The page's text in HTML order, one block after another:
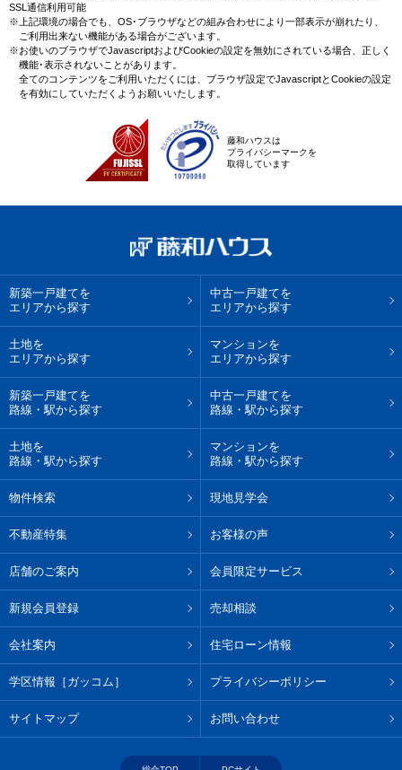
SSL通信利用可能
※上記環境の場合でも、OS･ブラウザなどの組み合わせにより一部表示が崩れたり、
ご利用出来ない機能がある場合がございます。
※お使いのブラウザでJavascriptおよびCookieの設定を無効にされている場合、正しく
機能･表示されないことがあります。
全てのコンテンツをご利用いただくには、ブラウザ設定でJavascriptとCookieの設定
を有効にしていただくようお願いいたします。
藤和ハウスは
プライバシーマークを
取得しています
新築一戸建てを
エリアから探す
中古一戸建てを
エリアから探す
土地を
エリアから探す
マンションを
エリアから探す
新築一戸建てを
路線・駅から探す
中古一戸建てを
路線・駅から探す
土地を
路線・駅から探す
マンションを
路線・駅から探す
物件検索 現地見学会
不動産特集 お客様の声
店舗のご案内 会員限定サービス
新規会員登録 売却相談
会社案内 住宅ローン情報
学区情報［ガッコム］ プライバシーポリシー
サイトマップ お問い合わせ